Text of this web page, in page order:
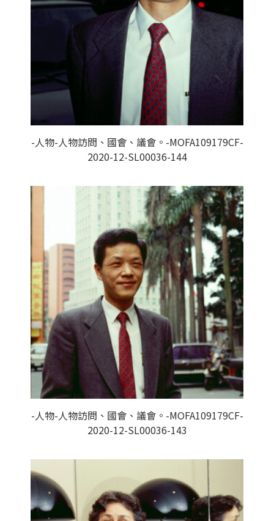
-人物-人物訪問、國會、議會。-MOFA109179CF-
2020-12-SL00036-144
-人物-人物訪問、國會、議會。-MOFA109179CF-
2020-12-SL00036-143